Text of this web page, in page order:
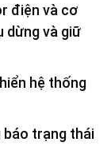
điện và cơ
dừng và giữ
hệ thống
báo trạng thái